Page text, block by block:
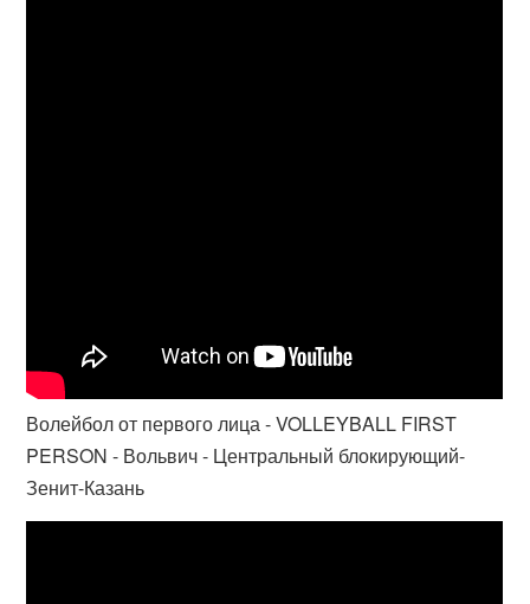
Волейбол от первого лица - VOLLEYBALL FIRST
PERSON - Вольвич - Центральный блокирующий-
Зенит-Казань